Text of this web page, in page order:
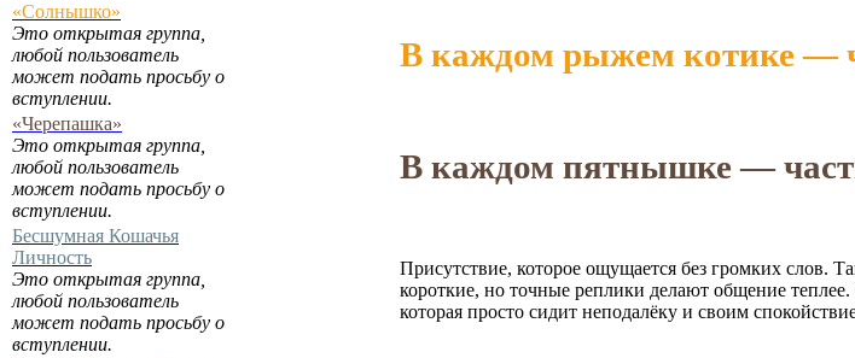
«Солнышко»
Это открытая группа,
любой пользователь
может подать просьбу о
вступлении.
В каждом рыжем котике —
«Черепашка»
Это открытая группа,
любой пользователь
может подать просьбу о
вступлении.
В каждом пятнышке —
Бесшумная Кошачья
Личность
Это открытая группа,
любой пользователь
может подать просьбу о
вступлении.
Присутствие, которое ощущается без громких слов.
короткие, но точные реплики делают общение
которая просто сидит неподалёку и своим